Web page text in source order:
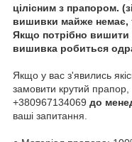
цілісним з прапором.
вишивки майже немає,
Якщо потрібно
вишивка робиться
Якщо у вас з'явились
замовити крутий прапор,
+380967134069 до
ваші запитання.